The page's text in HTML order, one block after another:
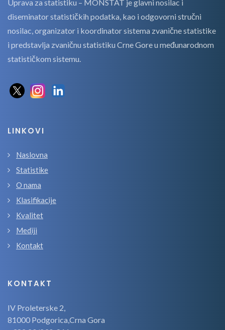
Uprava za statistiku – MONSTAT je glavni nosilac i
diseminator statističkih podatka, kao i odgovorni stručni
nosilac, organizator i koordinator sistema zvanične statistike
i predstavlja zvaničnu statistiku Crne Gore u međunarodnom
statističkom sistemu.
LINKOVI
Naslovna
Statistike
O nama
Klasifikacije
Kvalitet
Mediji
Kontakt
KONTAKT
IV Proleterske 2,
81000 Podgorica,Crna Gora